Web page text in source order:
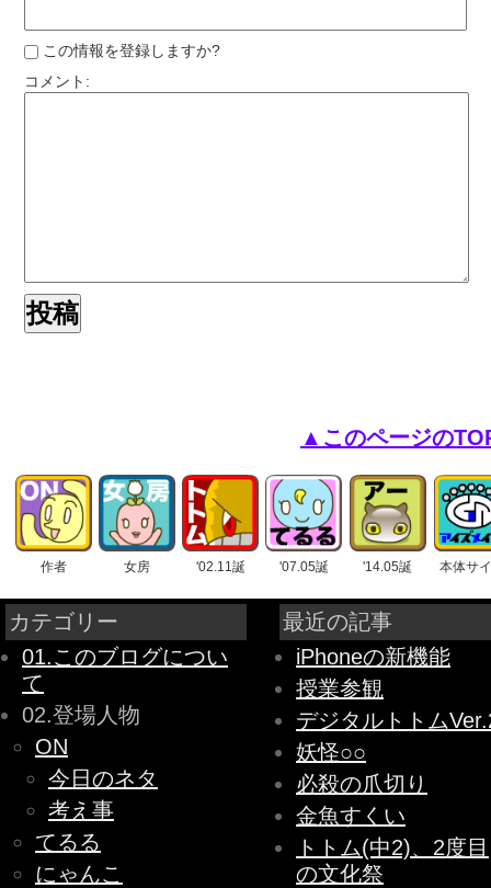
この情報を登録しますか?
コメント:
▲このページの
作者 女房 '02.11誕 '07.05誕 '14.05誕 本体サ
カテゴリー
01.このブログについ
て
02.登場人物
ON
今日のネタ
考え事
てるる
にゃんこ
最近の記事
iPhoneの新機能
授業参観
デジタルトトム
妖怪○○
必殺の爪切り
金魚すくい
トトム(中2)、2度目
の文化祭